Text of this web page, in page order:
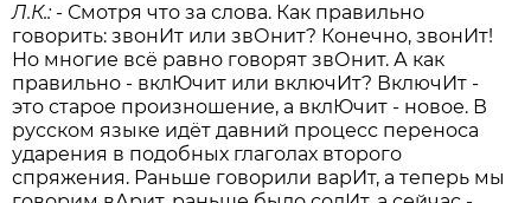
Л.К.: - Смотря что за слова. Как правильно
говорить: звонИт или звОнит? Конечно, звонИт!
Но многие всё равно говорят звОнит. А как
правильно - вклЮчит или включИт? ВключИт -
это старое произношение, а вклЮчит - новое. В
русском языке идёт давний процесс переноса
ударения в подобных глаголах второго
спряжения. Раньше говорили варИт, а теперь мы